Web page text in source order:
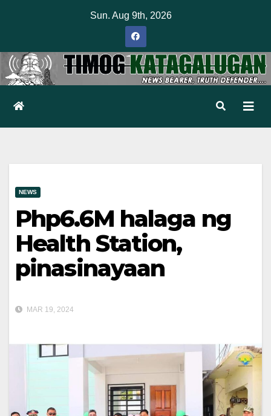
Sun. Aug 9th, 2026
NEWS
Php6.6M halaga ng
Health Station,
pinasinayaan
MAR 19, 2024